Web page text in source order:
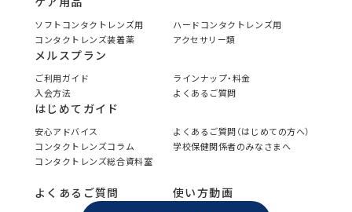
ソフトコンタクトレンズ用
ハードコンタクトレンズ用
コンタクトレンズ装着薬
アクセサリー類
メルスプラン
ご利用ガイド
ラインナップ・料金
入会方法
よくあるご質問
はじめてガイド
安心アドバイス
よくあるご質問（はじめての方へ）
コンタクトレンズコラム
学校保健関係者のみなさまへ
コンタクトレンズ総合資料室
よくあるご質問 使い方動画